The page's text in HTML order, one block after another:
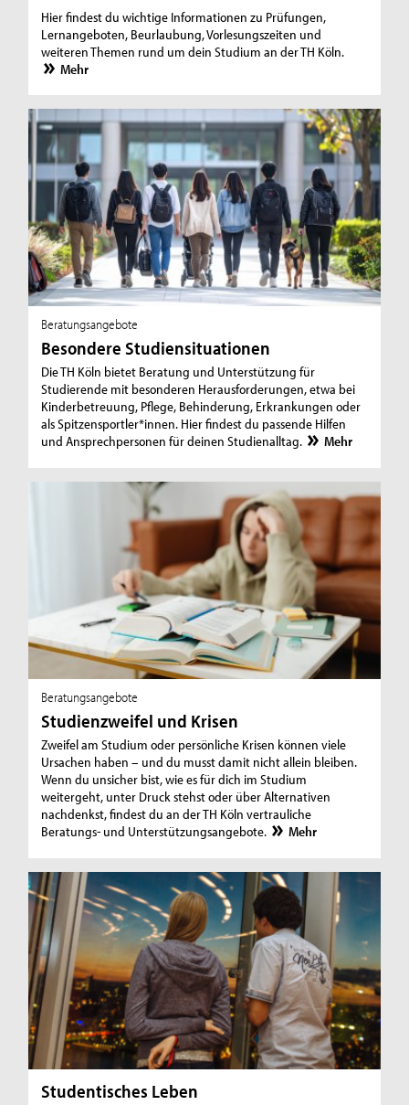
Hier findest du wichtige Informationen zu Prüfungen,
Lernangeboten, Beurlaubung, Vorlesungszeiten und
weiteren Themen rund um dein Studium an der TH Köln.
Mehr
Beratungsangebote
Besondere Studiensituationen
Die TH Köln bietet Beratung und Unterstützung für
Studierende mit besonderen Herausforderungen, etwa bei
Kinderbetreuung, Pflege, Behinderung, Erkrankungen oder
als Spitzensportler*innen. Hier findest du passende Hilfen
und Ansprechpersonen für deinen Studienalltag.
Mehr
Beratungsangebote
Studienzweifel und Krisen
Zweifel am Studium oder persönliche Krisen können viele
Ursachen haben – und du musst damit nicht allein bleiben.
Wenn du unsicher bist, wie es für dich im Studium
weitergeht, unter Druck stehst oder über Alternativen
nachdenkst, findest du an der TH Köln vertrauliche
Beratungs- und Unterstützungsangebote.
Mehr
Studentisches Leben